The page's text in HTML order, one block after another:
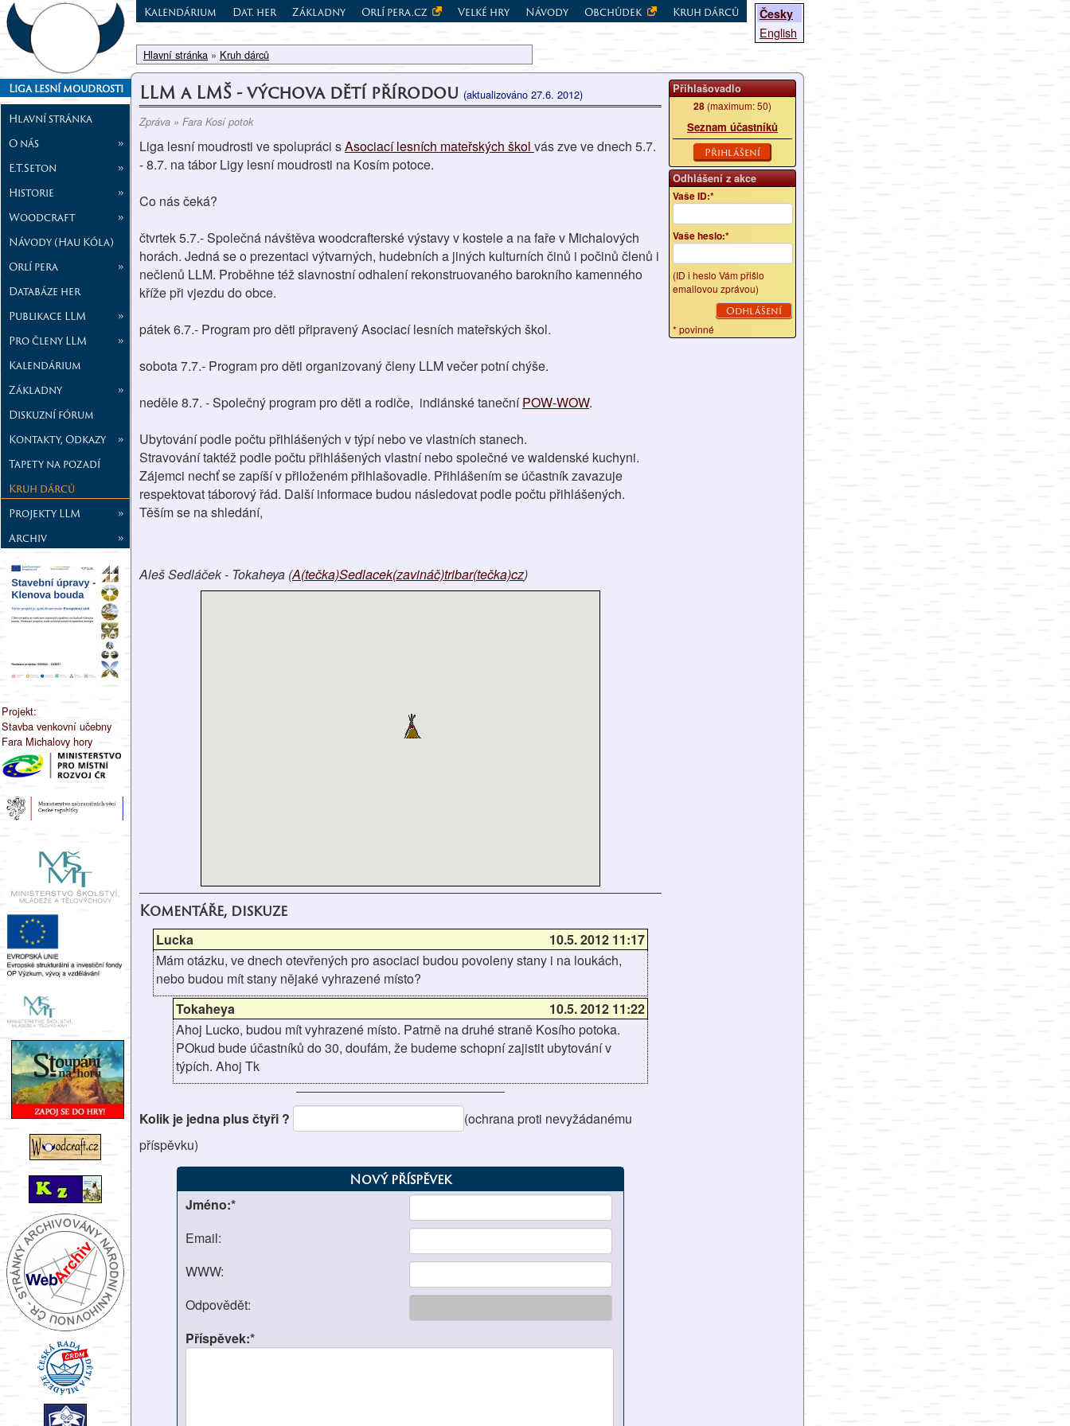
Liga lesní moudrosti
Hlavní stránka
O nás
»
E.T.Seton
»
Historie
»
Woodcraft
»
Návody (Hau Kóla)
Orlí pera
»
Databáze her
Publikace LLM
»
Pro členy LLM
»
Kalendárium
Základny
»
Diskuzní fórum
Kontakty, Odkazy
»
Tapety na pozadí
Kruh dárců
Projekty LLM
»
Archiv
»
Projekt:
Stavba venkovní učebny
Fara Michalovy hory
Česky
English
Kalendárium Dat. her Základny Orlí pera.cz Velké hry Návody Obchůdek Kruh dárců
Hlavní stránka » Kruh dárců
Přihlašovadlo
28 (maximum: 50)
Seznam účastníků
Přihlášení
Odhlášení z akce
Vaše ID:*
Vaše heslo:*
(ID i heslo Vám přišlo
emailovou zprávou)
* povinné
LLM a LMŠ - výchova dětí přírodou (aktualizováno 27.6. 2012)
Zpráva » Fara Kosí potok
Liga lesní moudrosti ve spolupráci sAsociací lesních mateřských škol vás zve ve dnech 5.7.
- 8.7. na tábor Ligy lesní moudrosti na Kosím potoce.
Co nás čeká?
čtvrtek 5.7.- Společná návštěva woodcrafterské výstavy v kostele a na faře v Michalových
horách. Jedná se o prezentaci výtvarných, hudebních a jiných kulturních činů i počinů členů i
nečlenů LLM. Proběhne též slavnostní odhalení rekonstruovaného barokního kamenného
kříže při vjezdu do obce.
pátek 6.7.- Program pro děti připravený Asociací lesních mateřských škol.
sobota 7.7.- Program pro děti organizovaný členy LLM večer potní chýše.
neděle 8.7. - Společný program pro děti a rodiče, indiánské tanečníPOW-WOW.
Ubytování podle počtu přihlášených v týpí nebo ve vlastních stanech.
Stravování taktéž podle počtu přihlášených vlastní nebo společné ve waldenské kuchyni.
Zájemci nechť se zapíší v přiloženém přihlašovadle. Přihlášením se účastník zavazuje
respektovat táborový řád. Další informace budou následovat podle počtu přihlášených.
Těším se na shledání,
Aleš Sedláček - Tokaheya (A(tečka)Sedlacek(zavináč)tribar(tečka)cz)
Komentáře, diskuze
10.5. 2012 11:17
Lucka
Mám otázku, ve dnech otevřených pro asociaci budou povoleny stany i na loukách,
nebo budou mít stany nějaké vyhrazené místo?
10.5. 2012 11:22
Tokaheya
Ahoj Lucko, budou mít vyhrazené místo. Patrně na druhé straně Kosího potoka.
POkud bude účastníků do 30, doufám, že budeme schopní zajistit ubytování v
týpích. Ahoj Tk
Kolik je jedna plus čtyři ?
(ochrana proti nevyžádanému
příspěvku)
Nový příspěvek
Jméno:*
Email:
WWW:
Odpovědět:
Příspěvek:*